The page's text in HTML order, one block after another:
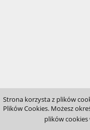
Strona korzysta z plików
Plików Cookies. Możesz
plików cookies